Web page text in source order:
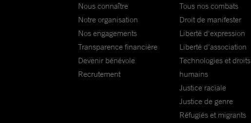
Nous connaître
Notre organisation
Nos engagements
Transparence financière
Devenir bénévole
Recrutement
Tous nos combats
Droit de manifester
Liberté d'expression
Liberté d'association
Technologies et droits
humains
Justice raciale
Justice de genre
Réfugiés et migrants